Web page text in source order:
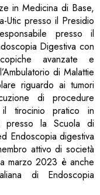
in Medicina di Base,
Utic presso il Presidio
presso il
Digestiva con
avanzate e
di Malattie
riguardo ai tumori
di procedure
il tirocinio pratico in
presso la Scuola di
Endoscopia digestiva
attivo di società
marzo 2023 è anche
di Endoscopia